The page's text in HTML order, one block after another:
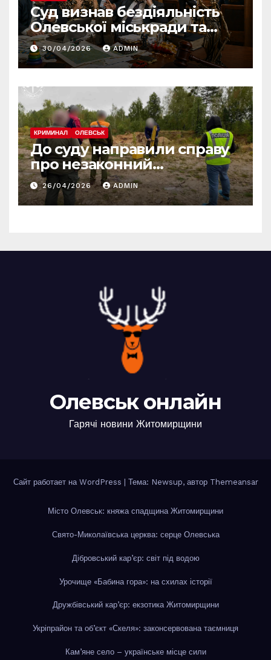
Суд визнав бездіяльність
Олевської міськради та
зобов’язав усунути
порушення
30/04/2026 ADMIN
КРИМИНАЛ ОЛЕВСЬК
До суду направили справу
про незаконний
промисловий видобуток
пісковику на Олевщині
26/04/2026 ADMIN
Олевськ онлайн
Гарячі новини Житомирщини
Сайт работает на WordPress Тема: Newsup, автор Themeansar
Місто Олевськ: княжа спадщина Житомирщини
Свято-Миколаївська церква: серце Олевська
Дібровський кар’єр: світ під водою
Урочище «Бабина гора»: на схилах історії
Дружбівський кар’єр: екзотика Житомирщини
Укріпрайон та об’єкт «Скеля»: законсервована таємниця
Кам’яне село – українське місце сили